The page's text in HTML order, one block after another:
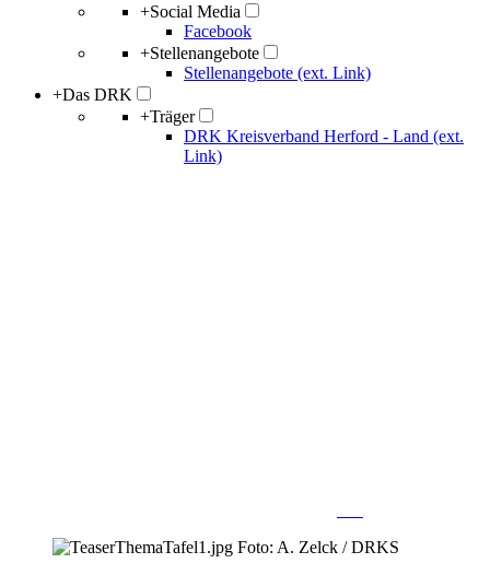
+Social Media
Facebook
+Stellenangebote
Stellenangebote (ext. Link)
+Das DRK
+Träger
DRK Kreisverband Herford - Land (ext.
Link)
Foto: A. Zelck / DRKS